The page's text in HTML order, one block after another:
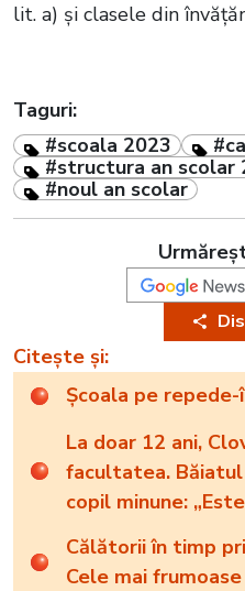
lit. a) și clasele din
Taguri:
#scoala 2023
#structura an scolar
#noul an scolar
Citește și:
Școala pe
La doar 12 ani,
facultatea.
copil minune:
motivat”
Călătorii în timp
Cele mai